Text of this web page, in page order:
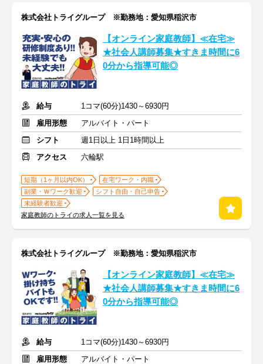
株式会社トライグループ ※勤務地：愛知県稲沢市
【オンライン家庭教師】≪在宅≫
★社会人講師募集★すきま時間に6
0分から指導可能◎
給与
1コマ(60分)1430～6930円
雇用形態
アルバイト・パート
シフト
週1日以上 1日1時間以上
アクセス
六輪駅
短期（1ヶ月以内OK）
在宅ワーク・内職
副業・Ｗワーク歓迎
シフト自由・自己申告
未経験者歓迎
家庭教師のトライの求人一覧を見る
株式会社トライグループ ※勤務地：愛知県稲沢市
【オンライン家庭教師】≪在宅≫
★社会人講師募集★すきま時間に6
0分から指導可能◎
給与
1コマ(60分)1430～6930円
雇用形態
アルバイト・パート